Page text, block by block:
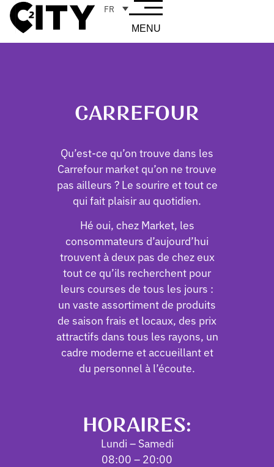
FR
MENU
CARREFOUR
Qu’est-ce qu’on trouve dans les
Carrefour market qu’on ne trouve
pas ailleurs ? Le sourire et tout ce
qui fait plaisir au quotidien.
Hé oui, chez Market, les
consommateurs d’aujourd’hui
trouvent à deux pas de chez eux
tout ce qu’ils recherchent pour
leurs courses de tous les jours :
un vaste assortiment de produits
de saison frais et locaux, des prix
attractifs dans tous les rayons, un
cadre moderne et accueillant et
du personnel à l’écoute.
HORAIRES:
Lundi – Samedi
08:00 – 20:00